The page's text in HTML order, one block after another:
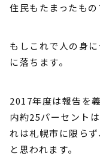
住民もたまったもの
もしこれで人の身
に落ちます。
2017年度は報告を
内約25パーセント
れは札幌市に限ら
と思われます。